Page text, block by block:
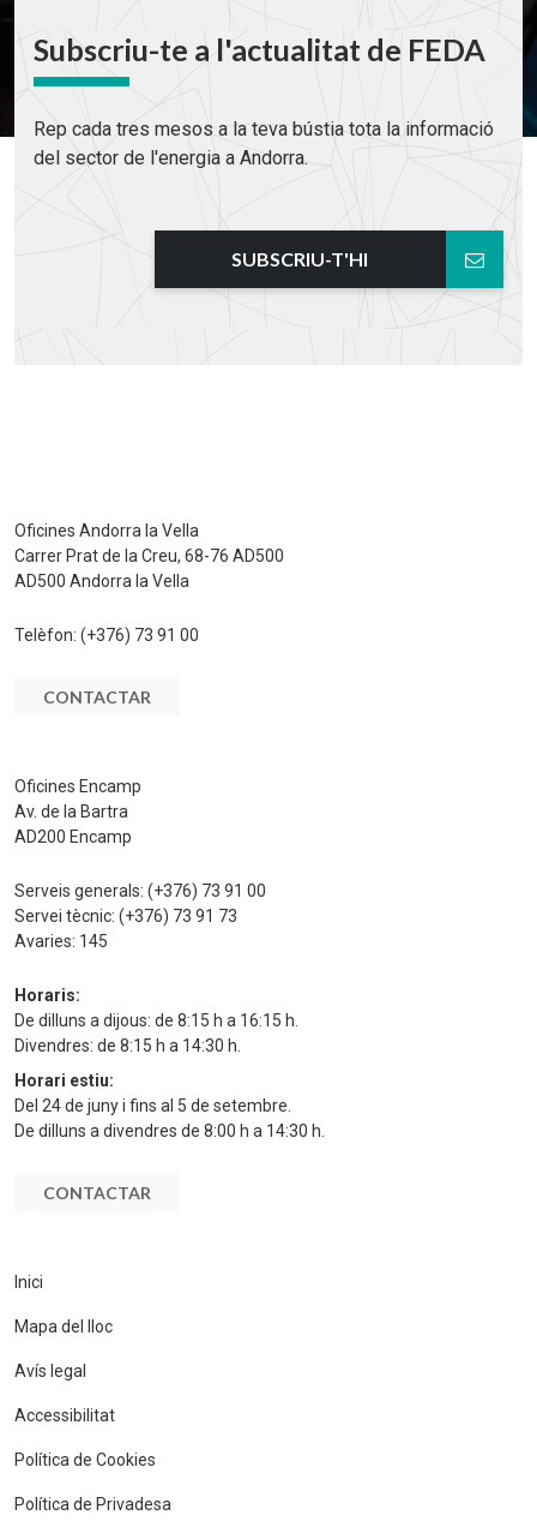
Subscriu-te a l'actualitat de FEDA
Rep cada tres mesos a la teva bústia tota la informació
del sector de l'energia a Andorra.
SUBSCRIU-T'HI
Oficines Andorra la Vella
Carrer Prat de la Creu, 68-76 AD500
AD500 Andorra la Vella
Telèfon: (+376) 73 91 00
CONTACTAR
Oficines Encamp
Av. de la Bartra
AD200 Encamp
Serveis generals: (+376) 73 91 00
Servei tècnic: (+376) 73 91 73
Avaries: 145
Horaris:
De dilluns a dijous: de 8:15 h a 16:15 h.
Divendres: de 8:15 h a 14:30 h.
Horari estiu:
Del 24 de juny i fins al 5 de setembre.
De dilluns a divendres de 8:00 h a 14:30 h.
CONTACTAR
Inici
Mapa del lloc
Avís legal
Accessibilitat
Política de Cookies
Política de Privadesa